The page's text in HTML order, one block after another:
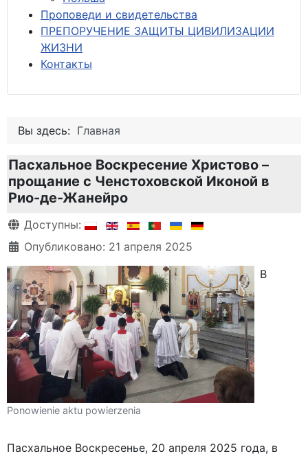
Проповеди и свидетельства
ПРЕПОРУЧЕНИЕ ЗАЩИТЫ ЦИВИЛИЗАЦИИ
ЖИЗНИ
Контакты
Вы здесь: Главная
Пасхальное Воскресение Христово –
прощание с Ченстоховской Иконой в
Рио-де-Жанейро
Информация о материале
Доступны:
Опубликовано: 21 апреля 2025
Ponowienie aktu powierzenia
В
Пасхальное Воскресенье, 20 апреля 2025 года, в